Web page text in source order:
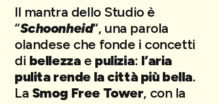
Il mantra dello Studio è
“Schoonheid“, una parola
olandese che fonde i concetti
di bellezza e pulizia: l’aria
pulita rende la città più bella.
La Smog Free Tower, con la